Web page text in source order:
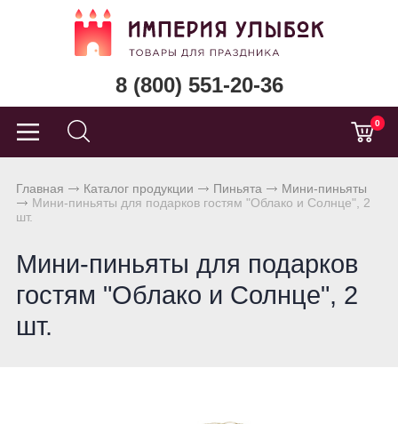
8 (800) 551-20-36
0
Главная Каталог продукции Пиньята
Мини-пиньяты
Мини-пиньяты для подарков гостям "Облако и Солнце", 2
шт.
Мини-пиньяты для подарков
гостям "Облако и Солнце", 2
шт.